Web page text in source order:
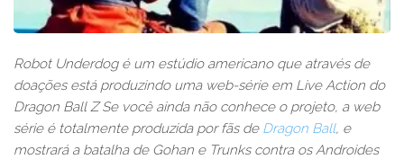
Robot Underdog é um estúdio americano que através de
doações está produzindo uma web-série em Live Action do
Dragon Ball Z Se você ainda não conhece o projeto, a web
série é totalmente produzida por fãs de Dragon Ball, e
mostrará a batalha de Gohan e Trunks contra os Androides